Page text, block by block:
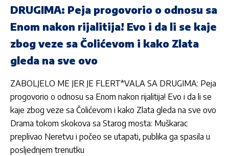
DRUGIMA: Peja progovorio o odnosu sa
Enom nakon rijalitija! Evo i da li se kaje
zbog veze sa Čolićevom i kako Zlata
gleda na sve ovo
ZABOLJELO ME JER JE FLERT*VALA SA DRUGIMA: Peja
progovorio o odnosu sa Enom nakon rijalitija! Evo i da li se
kaje zbog veze sa Čolićevom i kako Zlata gleda na sve ovo
Drama tokom skokova sa Starog mosta: Muškarac
preplivao Neretvu i počeo se utapati, publika ga spasila u
posljednjem trenutku